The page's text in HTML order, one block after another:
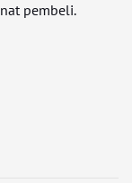
pembeli.